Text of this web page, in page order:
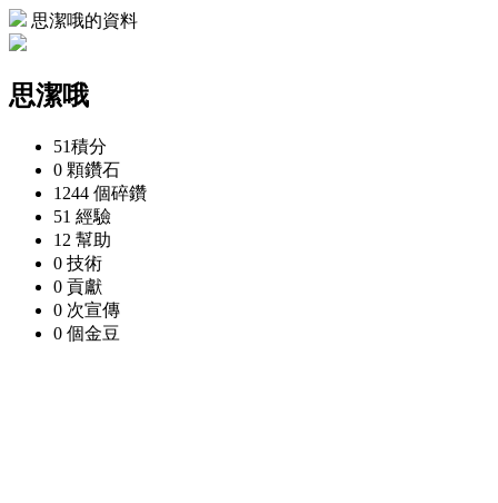
思潔哦的資料
思潔哦
51積分
0 顆鑽石
1244 個碎鑽
51 經驗
12 幫助
0 技術
0 貢獻
0 次宣傳
0 個金豆